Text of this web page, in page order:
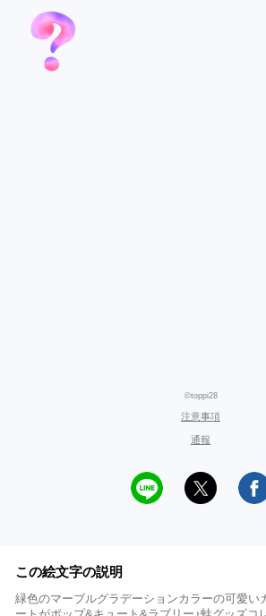
©toppi28
注意事項
通報
この絵文字の説明
緑色のマーブルグラデーションカラーの可愛い